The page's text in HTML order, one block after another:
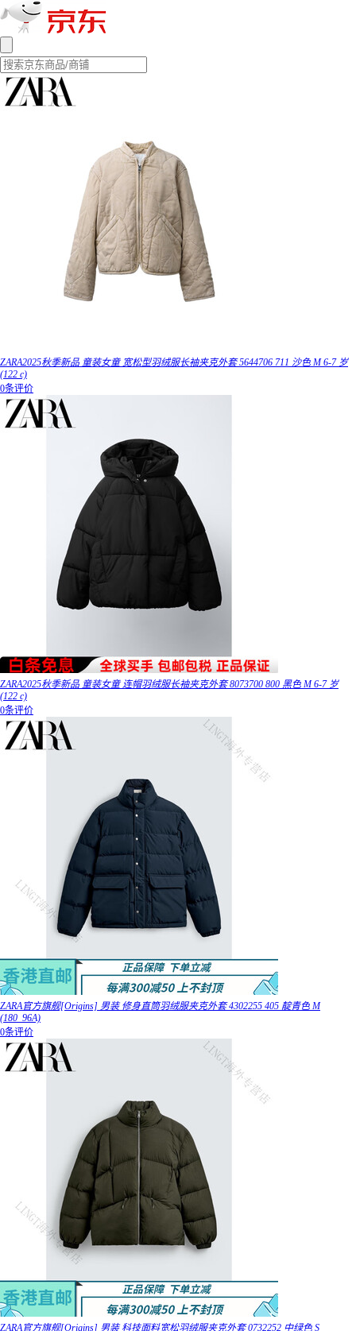
ZARA2025秋季新品 童装女童 宽松型羽绒服长袖夹克外套 5644706 711 沙色 M 6-7 岁
(122 c)
0条评价
ZARA2025秋季新品 童装女童 连帽羽绒服长袖夹克外套 8073700 800 黑色 M 6-7 岁
(122 c)
0条评价
ZARA官方旗舰[Origins] 男装 修身直筒羽绒服夹克外套 4302255 405 靛青色 M
(180_96A)
0条评价
ZARA官方旗舰[Origins] 男装 科技面料宽松羽绒服夹克外套 0732252 中绿色 S